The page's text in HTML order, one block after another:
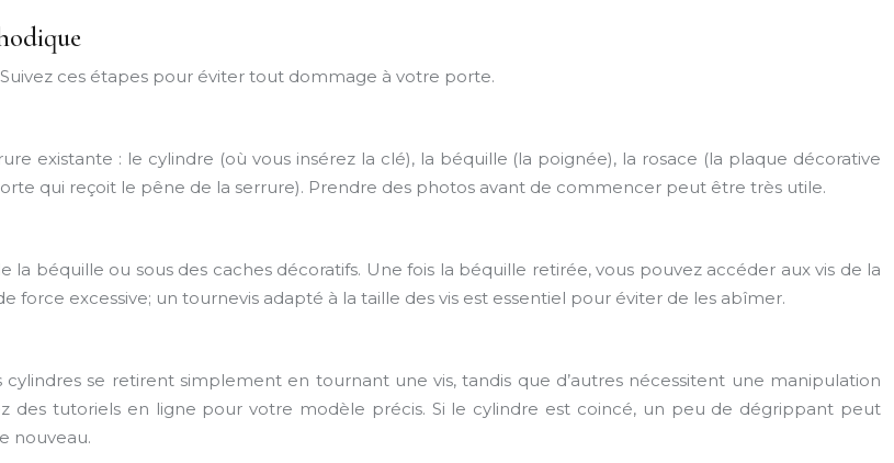
ces étapes pour éviter tout dommage à votre porte.
existante : le cylindre (où vous insérez la clé), la béquille (la poignée), la rosace (la plaque décorative
qui reçoit le pêne de la serrure). Prendre des photos avant de commencer peut être très utile.
la béquille ou sous des caches décoratifs. Une fois la béquille retirée, vous pouvez accéder aux vis de la
force excessive; un tournevis adapté à la taille des vis est essentiel pour éviter de les abîmer.
se retirent simplement en tournant une vis, tandis que d’autres nécessitent une manipulation
des tutoriels en ligne pour votre modèle précis. Si le cylindre est coincé, un peu de dégrippant peut
nouveau.